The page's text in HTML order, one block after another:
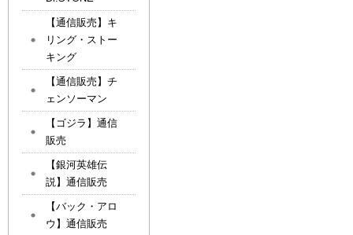
【通信販売】キ
リング・ストー
キング
【通信販売】チ
ェンソーマン
【ゴジラ】通信
販売
【銀河英雄伝
説】通信販売
【バック・アロ
ウ】通信販売